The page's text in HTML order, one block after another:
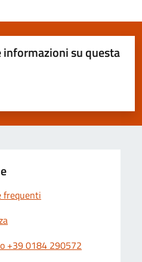
informazioni su questa
su 5
5
frequenti
+39 0184 290572